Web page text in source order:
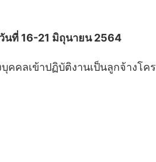
นที่ 16-21 มิถุนายน 2564
ลเข้าปฏิบัติงานเป็นลูกจ้างโค